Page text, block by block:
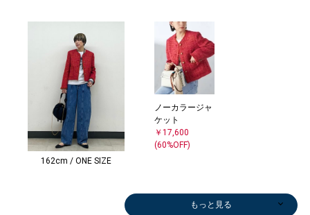
162cm / ONE SIZE
ノーカラージャ
ケット
￥17,600
(60%OFF)
もっと見る